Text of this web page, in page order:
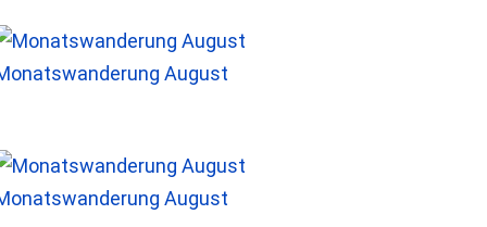
August
August